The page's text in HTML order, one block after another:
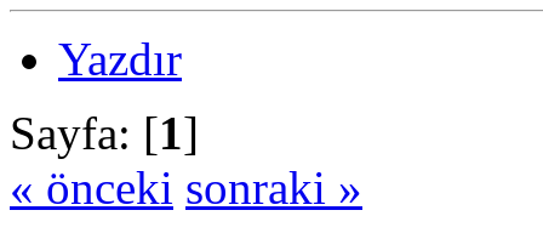
Yazdır
Sayfa: [1]
« önceki sonraki »